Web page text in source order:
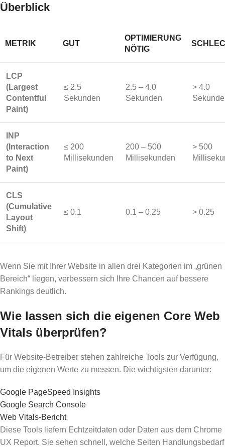
Überblick
METRIK GUT
OPTIMIERUNG
NÖTIG
LCP
(Largest
Contentful
Paint)
≤ 2.5
Sekunden
2.5 – 4.0
Sekunden
> 4.0
INP
(Interaction
to Next
Paint)
≤ 200
Millisekunden
200 – 500
Millisekunden
> 500
CLS
(Cumulative
Layout
Shift)
≤ 0.1 0.1 – 0.25 > 0.25
Wenn Sie mit Ihrer Website in allen drei Kategorien im „grünen
Bereich“ liegen, verbessern sich Ihre Chancen auf bessere
Rankings deutlich.
Wie lassen sich die eigenen Core Web
Vitals überprüfen?
Für Website-Betreiber stehen zahlreiche Tools zur Verfügung,
um die eigenen Werte zu messen. Die wichtigsten darunter:
Google PageSpeed Insights
Google Search Console
Web Vitals-Bericht
Diese Tools liefern Echtzeitdaten oder Daten aus dem Chrome
UX Report. Sie sehen schnell, welche Seiten Handlungsbedarf